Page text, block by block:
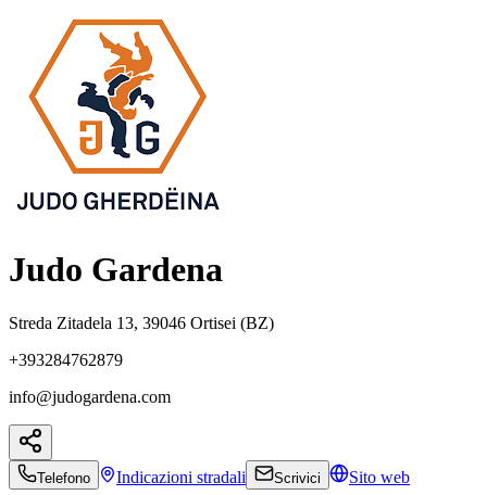
Judo Gardena
Streda Zitadela 13, 39046 Ortisei (BZ)
+393284762879
info@judogardena.com
Telefono Indicazioni stradali Scrivici Sito web